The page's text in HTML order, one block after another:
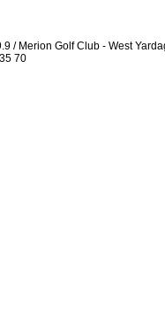
/ Merion Golf Club - West
70